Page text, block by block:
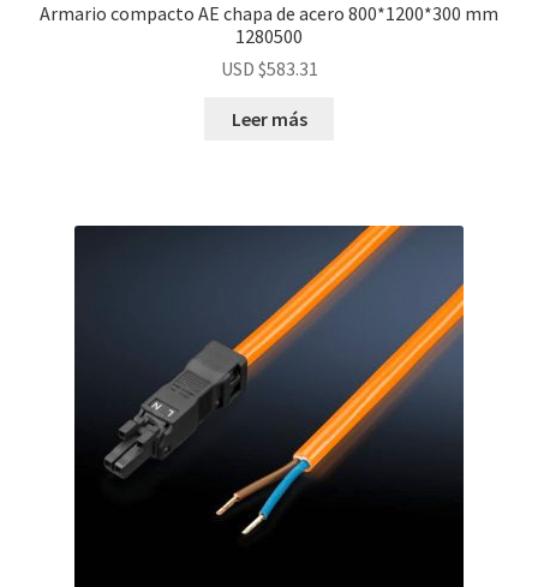
Armario compacto AE chapa de acero 800*1200*300 mm
1280500
USD $583.31
Leer más